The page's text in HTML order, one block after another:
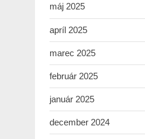
máj 2025
apríl 2025
marec 2025
február 2025
január 2025
december 2024